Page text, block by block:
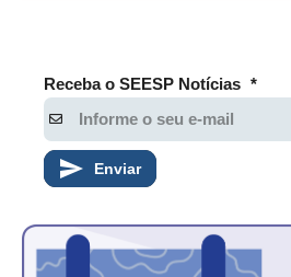
Receba o SEESP Notícias *
Enviar